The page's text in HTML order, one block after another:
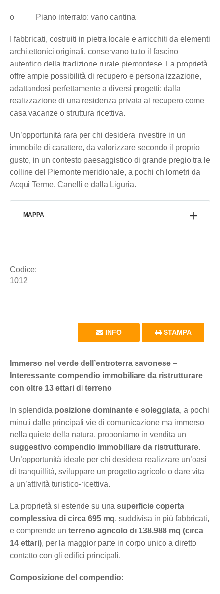
o Piano interrato: vano cantina
I fabbricati, costruiti in pietra locale e arricchiti da elementi
architettonici originali, conservano tutto il fascino
autentico della tradizione rurale piemontese. La proprietà
offre ampie possibilità di recupero e personalizzazione,
adattandosi perfettamente a diversi progetti: dalla
realizzazione di una residenza privata al recupero come
casa vacanze o struttura ricettiva.
Un’opportunità rara per chi desidera investire in un
immobile di carattere, da valorizzare secondo il proprio
gusto, in un contesto paesaggistico di grande pregio tra le
colline del Piemonte meridionale, a pochi chilometri da
Acqui Terme, Canelli e dalla Liguria.
MAPPA
INFO STAMPA
Codice:
1012
Immerso nel verde dell’entroterra savonese –
Interessante compendio immobiliare da ristrutturare
con oltre 13 ettari di terreno
In splendida posizione dominante e soleggiata, a pochi
minuti dalle principali vie di comunicazione ma immerso
nella quiete della natura, proponiamo in vendita un
suggestivo compendio immobiliare da ristrutturare.
Un’opportunità ideale per chi desidera realizzare un’oasi
di tranquillità, sviluppare un progetto agricolo o dare vita
a un’attività turistico-ricettiva.
La proprietà si estende su una superficie coperta
complessiva di circa 695 mq, suddivisa in più fabbricati,
e comprende un terreno agricolo di 138.988 mq (circa
14 ettari), per la maggior parte in corpo unico a diretto
contatto con gli edifici principali.
Composizione del compendio: